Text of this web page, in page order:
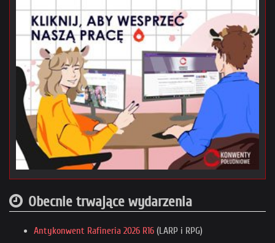
Obecnie trwające wydarzenia
Antykonwent Rafineria 2026 R16 (LARP i RPG)